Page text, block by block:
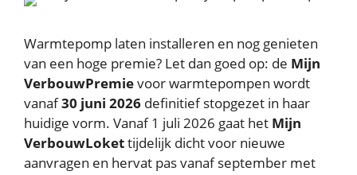
Warmtepomp laten installeren en nog genieten
van een hoge premie? Let dan goed op: de Mijn
VerbouwPremievoor warmtepompen wordt
vanaf30 juni 2026 definitief stopgezet in haar
huidige vorm. Vanaf 1 juli 2026 gaat het Mijn
VerbouwLokettijdelijk dicht voor nieuwe
aanvragen en hervat pas vanaf september met